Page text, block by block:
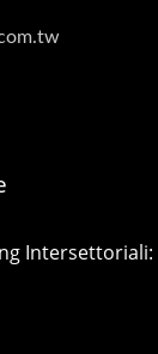
Intersettoriali: